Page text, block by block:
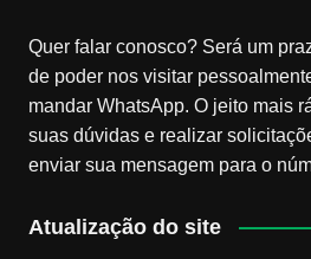
Quer falar conosco? Será um
de poder nos visitar
mandar WhatsApp. O jeito mais
suas dúvidas e realizar
enviar sua mensagem para o
Atualização do site